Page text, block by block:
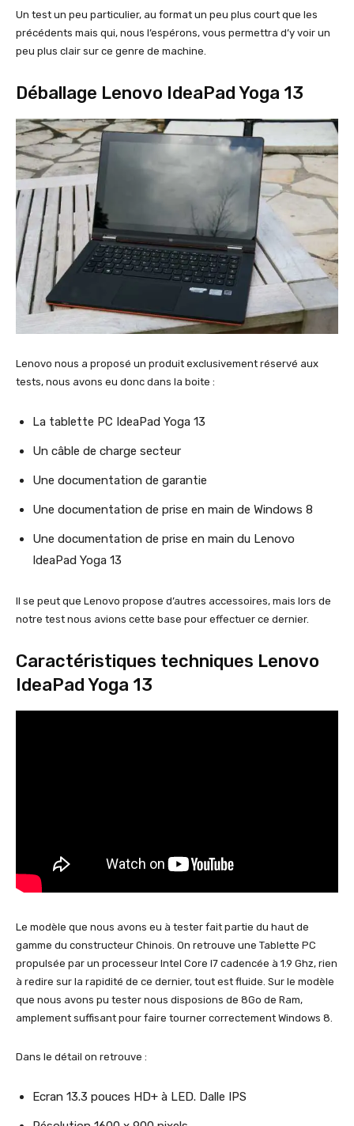
Un test un peu particulier, au format un peu plus court que les
précédents mais qui, nous l’espérons, vous permettra d’y voir un
peu plus clair sur ce genre de machine.
Déballage Lenovo IdeaPad Yoga 13
Lenovo nous a proposé un produit exclusivement réservé aux
tests, nous avons eu donc dans la boite :
La tablette PC IdeaPad Yoga 13
Un câble de charge secteur
Une documentation de garantie
Une documentation de prise en main de Windows 8
Une documentation de prise en main du Lenovo
IdeaPad Yoga 13
Il se peut que Lenovo propose d’autres accessoires, mais lors de
notre test nous avions cette base pour effectuer ce dernier.
Caractéristiques techniques Lenovo
IdeaPad Yoga 13
Le modèle que nous avons eu à tester fait partie du haut de
gamme du constructeur Chinois. On retrouve une Tablette PC
propulsée par un processeur Intel Core I7 cadencée à 1.9 Ghz, rien
à redire sur la rapidité de ce dernier, tout est fluide. Sur le modèle
que nous avons pu tester nous disposions de 8Go de Ram,
amplement suffisant pour faire tourner correctement Windows 8.
Dans le détail on retrouve :
Ecran 13.3 pouces HD+ à LED. Dalle IPS